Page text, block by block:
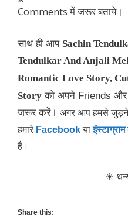
Comments में जरूर बताये।
साथ ही आप Sachin
Tendulkar And Anjali
Romantic Love Story,
Story को अपने Friends और
जरूर करें। अगर आप हमसे
हमारे Facebookयाइंस्टाग्राम
हैं।
☀
Share this: